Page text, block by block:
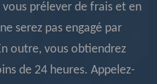
prélever de frais et en
serez pas engagé par
outre, vous obtiendrez
de 24 heures. Appelez-